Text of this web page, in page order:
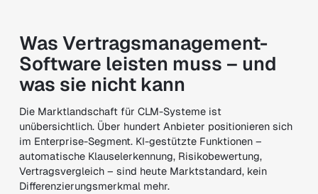
Was Vertragsmanagement-
Software leisten muss – und
was sie nicht kann
Die Marktlandschaft für CLM-Systeme ist
unübersichtlich. Über hundert Anbieter positionieren sich
im Enterprise-Segment. KI-gestützte Funktionen –
automatische Klauselerkennung, Risikobewertung,
Vertragsvergleich – sind heute Marktstandard, kein
Differenzierungsmerkmal mehr.